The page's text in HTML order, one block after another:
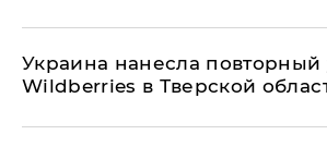
Украина нанесла повторный
Wildberries в Тверской